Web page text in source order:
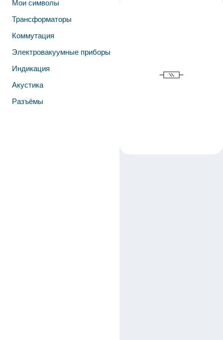
Мои символы
Трансформаторы
Коммутация
Электровакуумные приборы
Индикация
Акустика
Разъёмы